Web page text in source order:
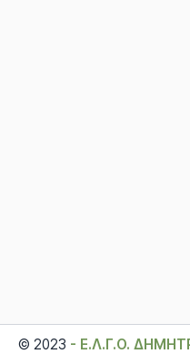
© 2023 - Ε.Λ.Γ.Ο.